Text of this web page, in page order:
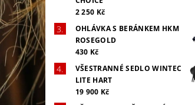
2 250 Kč
OHLÁVKA S BERÁNKEM HKM
ROSEGOLD
430 Kč
VŠESTRANNÉ SEDLO WINTEC
LITE HART
19 900 Kč